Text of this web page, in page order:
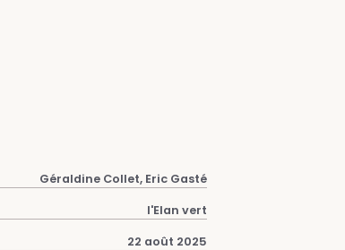
Géraldine Collet, Eric Gasté
l'Elan vert
22 août 2025